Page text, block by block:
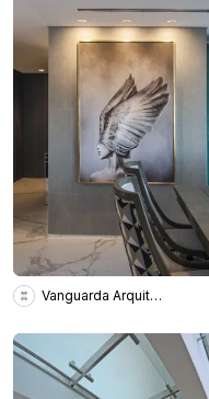
Vanguarda Arquitectos